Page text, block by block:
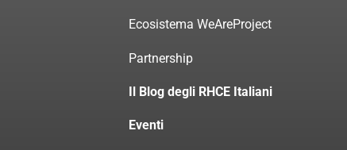
Ecosistema WeAreProject
Partnership
Il Blog degli RHCE Italiani
Eventi